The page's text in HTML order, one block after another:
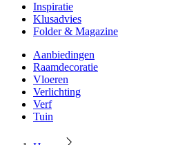
Inspiratie
Klusadvies
Folder & Magazine
Aanbiedingen
Raamdecoratie
Vloeren
Verlichting
Verf
Tuin